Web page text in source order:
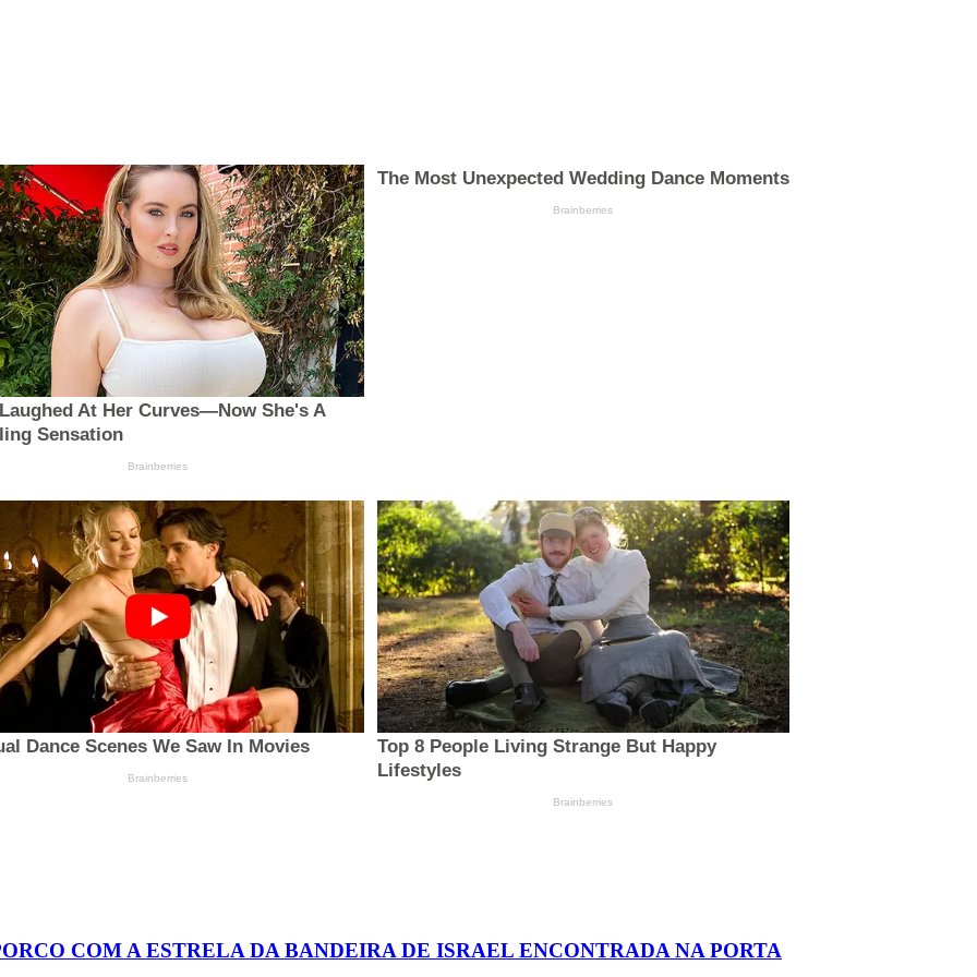
COM A ESTRELA DA BANDEIRA DE ISRAEL ENCONTRADA NA PORTA